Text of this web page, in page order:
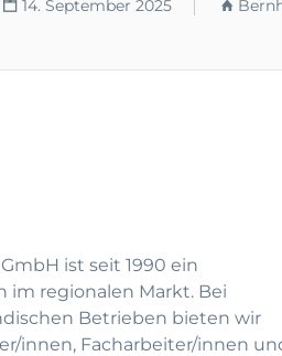
14. September 2025
ist seit 1990 ein
regionalen Markt. Bei
Betrieben bieten wir
innen, Facharbeiter/innen